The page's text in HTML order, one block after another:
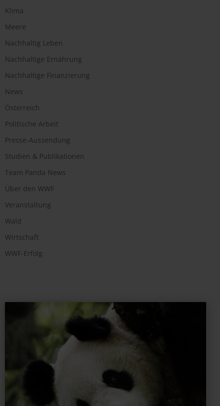
Klima
Meere
Nachhaltig Leben
Nachhaltige Ernährung
Nachhaltige Finanzierung
News
Österreich
Politische Arbeit
Presse-Aussendung
Studien & Publikationen
Team Panda News
Über den WWF
Veranstaltung
Wald
Wirtschaft
WWF-Erfolg